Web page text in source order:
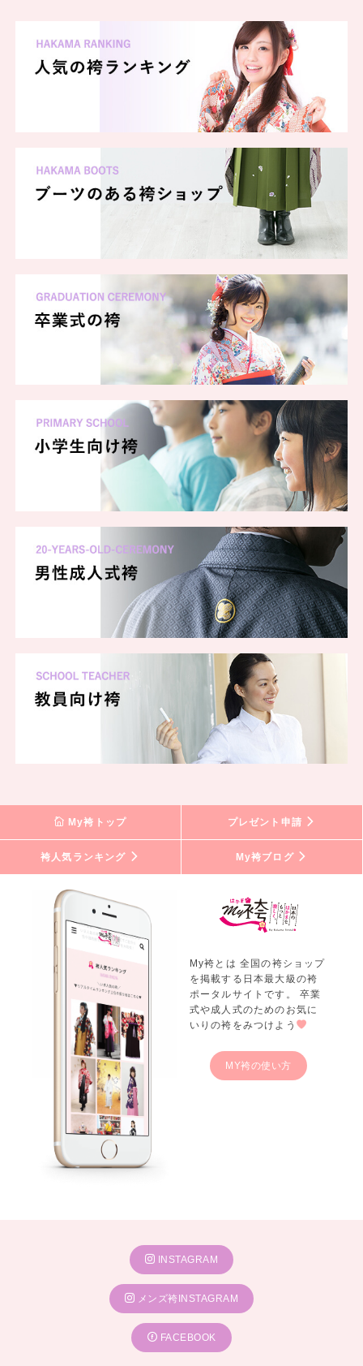
My袴トップ プレゼント申請
袴人気ランキング My袴ブログ
My袴とは 全国の袴ショップ
を掲載する日本最大級の袴
ポータルサイトです。 卒業
式や成人式のためのお気に
いりの袴をみつけよう
MY袴の使い方
INSTAGRAM
メンズ袴INSTAGRAM
FACEBOOK